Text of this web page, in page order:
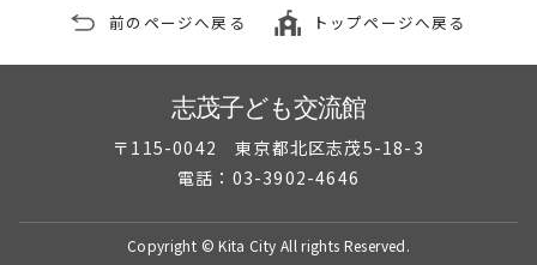
前のページへ戻る トップページへ戻る
志茂子ども交流館
〒115-0042 東京都北区志茂5-18-3
電話：03-3902-4646
Copyright © Kita City All rights Reserved.